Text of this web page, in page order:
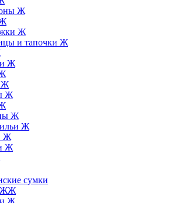
Ж
Ж
и тапочки Ж
Ж
Ж
Ж
Ж
Ж
Ж
Ж
сумки
ЖЖ
Ж